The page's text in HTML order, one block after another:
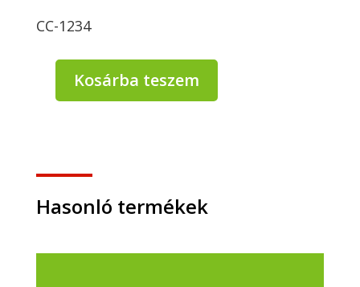
CC-1234
Center
5
liter
(6kg)
Kosárba teszem
Hasonló termékek